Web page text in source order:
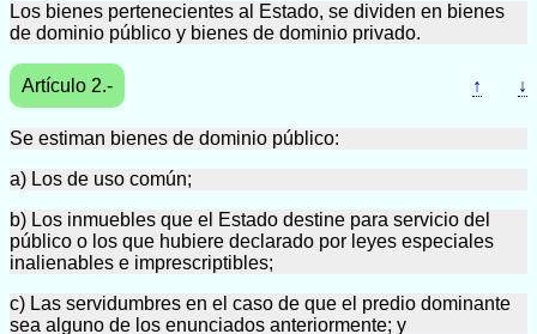
Los bienes pertenecientes al Estado, se dividen en bienes
de dominio público y bienes de dominio privado.
Artículo 2.- ↑ ↓
Se estiman bienes de dominio público:
a) Los de uso común;
b) Los inmuebles que el Estado destine para servicio del
público o los que hubiere declarado por leyes especiales
inalienables e imprescriptibles;
c) Las servidumbres en el caso de que el predio dominante
sea alguno de los enunciados anteriormente; y